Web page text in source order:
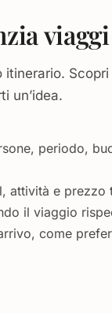
un’idea.
periodo,
attività e prezzo
il viaggio
come